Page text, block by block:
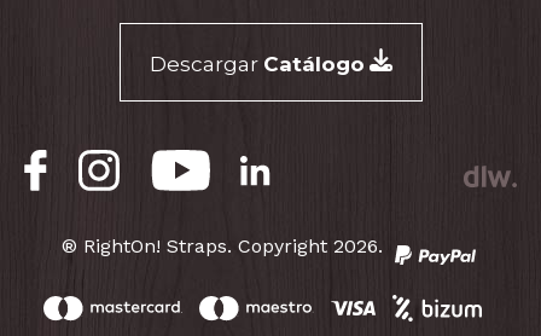
Descargar Catálogo
® RightOn! Straps. Copyright 2026.